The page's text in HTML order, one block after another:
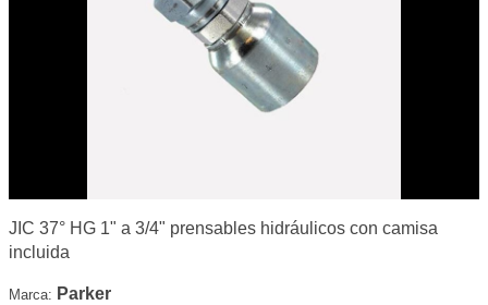
JIC 37° HG 1" a 3/4" prensables hidráulicos con camisa
incluida
Marca: Parker